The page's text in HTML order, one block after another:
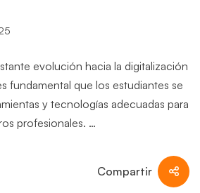
evolución hacia la digitalización
fundamental que los estudiantes se
y tecnologías adecuadas para
profesionales. …
Compartir